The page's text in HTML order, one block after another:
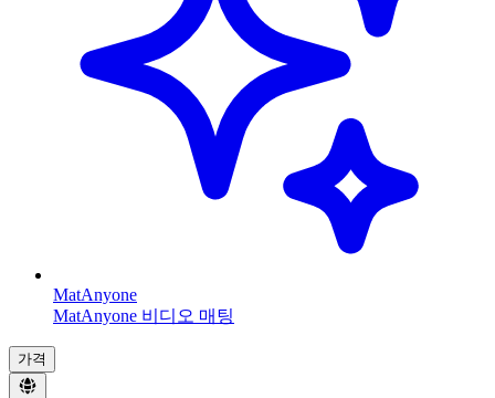
MatAnyone
MatAnyone 비디오 매팅
가격